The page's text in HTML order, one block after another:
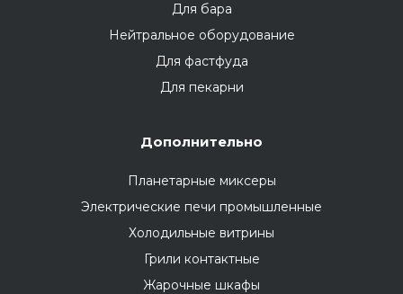
Для бара
Нейтральное оборудование
Для фастфуда
Для пекарни
Дополнительно
Планетарные миксеры
Электрические печи промышленные
Холодильные витрины
Грили контактные
Жарочные шкафы